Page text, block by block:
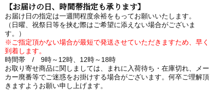
【お届けの日、時間帯指定も承ります】
お届け日の指定は一週間程度余裕をもってお願いいたします。
（日曜、祝祭日等を挟む際はご希望に添えない場合がございま
す。）
※ご指定頂かない場合が最短で発送させていただきますため、早く
到着します。
時間帯 / 9時～12時、12時～18時
お取り寄せ商品に関しましては、まれに入荷待ち・在庫切れ、メー
カー廃番等でご迷惑をお掛けする場合がございます。何卒ご理解頂
きますようお願い申し上げます。